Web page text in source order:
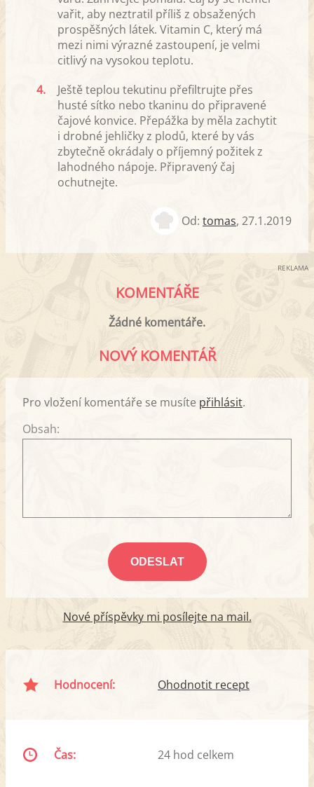
vařit, aby neztratil příliš z obsažených
prospěšných látek. Vitamin C, který má
mezi nimi výrazné zastoupení, je velmi
citlivý na vysokou teplotu.
4.
Ještě teplou tekutinu přefiltrujte přes
husté sítko nebo tkaninu do připravené
čajové konvice. Přepážka by měla zachytit
i drobné jehličky z plodů, které by vás
zbytečně okrádaly o příjemný požitek z
lahodného nápoje. Připravený čaj
ochutnejte.
Od: tomas, 27.1.2019
REKLAMA
KOMENTÁŘE
Žádné komentáře.
NOVÝ KOMENTÁŘ
Pro vložení komentáře se musíte přihlásit.
Obsah:
Nové příspěvky mi posílejte na mail.
Hodnocení: Ohodnotit recept
Čas: 24 hod celkem